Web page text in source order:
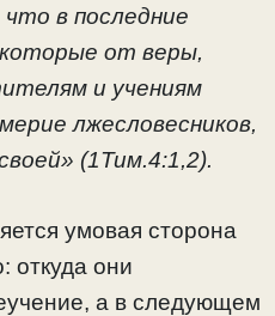
в последние
от веры,
и учениям
лжесловесников,
(1Тим.4:1,2).
умовая сторона
откуда они
а в следующем